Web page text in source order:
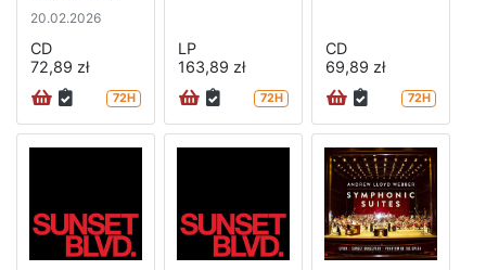
20.02.2026
CD
72,89 zł
72H
LP
163,89 zł
72H
CD
69,89 zł
72H